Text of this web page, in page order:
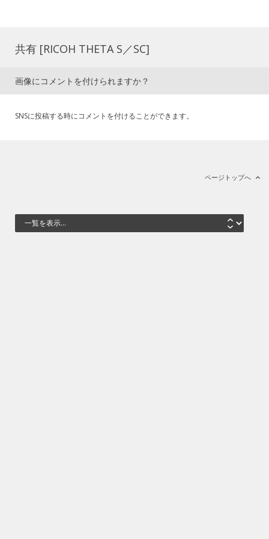
共有 [RICOH THETA S／SC]
画像にコメントを付けられますか？
SNSに投稿する時にコメントを付けることができます。
ページトップへ